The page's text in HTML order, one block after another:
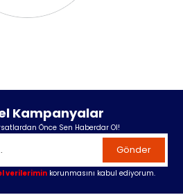
Kampanyalar
Önce Sen Haberdar Ol!
Gönder
verilerimin korunmasını kabul ediyorum.